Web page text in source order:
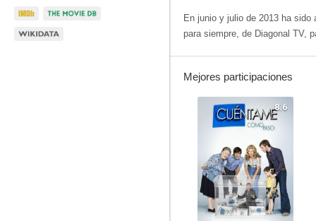
En junio y julio de 2013 ha
para siempre, de Diagonal TV,
Mejores participaciones
8.6